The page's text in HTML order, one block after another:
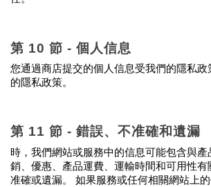
第 10 節 - 個人信息
您通過商店提交的個人信息受我們的隱私政
的隱私政策。
第 11 節 - 錯誤、不准確和遺漏
時，我們網站或服務中的信息可能包含與產
銷、優惠、產品運費、運輸時間和可用性有
准確或遺漏。 如果服務或任何相關網站上的